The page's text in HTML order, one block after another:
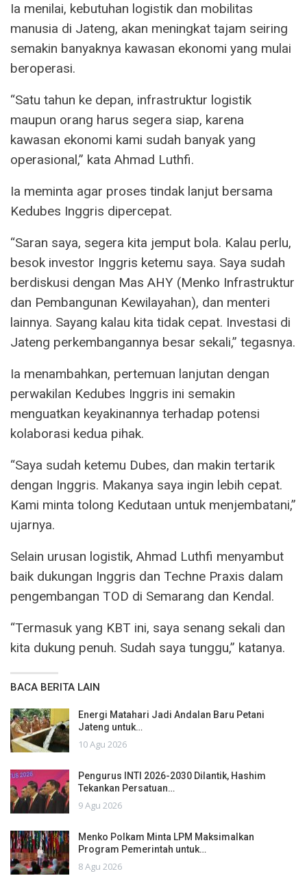
Ia menilai, kebutuhan logistik dan mobilitas
manusia di Jateng, akan meningkat tajam seiring
semakin banyaknya kawasan ekonomi yang mulai
beroperasi.
“Satu tahun ke depan, infrastruktur logistik
maupun orang harus segera siap, karena
kawasan ekonomi kami sudah banyak yang
operasional,” kata Ahmad Luthfi.
Ia meminta agar proses tindak lanjut bersama
Kedubes Inggris dipercepat.
“Saran saya, segera kita jemput bola. Kalau perlu,
besok investor Inggris ketemu saya. Saya sudah
berdiskusi dengan Mas AHY (Menko Infrastruktur
dan Pembangunan Kewilayahan), dan menteri
lainnya. Sayang kalau kita tidak cepat. Investasi di
Jateng perkembangannya besar sekali,” tegasnya.
Ia menambahkan, pertemuan lanjutan dengan
perwakilan Kedubes Inggris ini semakin
menguatkan keyakinannya terhadap potensi
kolaborasi kedua pihak.
“Saya sudah ketemu Dubes, dan makin tertarik
dengan Inggris. Makanya saya ingin lebih cepat.
Kami minta tolong Kedutaan untuk menjembatani,”
ujarnya.
Selain urusan logistik, Ahmad Luthfi menyambut
baik dukungan Inggris dan Techne Praxis dalam
pengembangan TOD di Semarang dan Kendal.
“Termasuk yang KBT ini, saya senang sekali dan
kita dukung penuh. Sudah saya tunggu,” katanya.
BACA BERITA LAIN
Energi Matahari Jadi Andalan Baru Petani
Jateng untuk…
10 Agu 2026
Pengurus INTI 2026-2030 Dilantik, Hashim
Tekankan Persatuan…
9 Agu 2026
Menko Polkam Minta LPM Maksimalkan
Program Pemerintah untuk…
8 Agu 2026